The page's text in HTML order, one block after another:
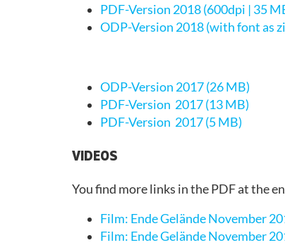
PDF-Version 2018 (600dpi | 35
ODP-Version 2018 (with font as
ODP-Version 2017 (26 MB)
PDF-Version 2017 (13 MB)
PDF-Version 2017 (5 MB)
VIDEOS
You find more links in the PDF at the
Film: Ende Gelände November
Film: Ende Gelände November